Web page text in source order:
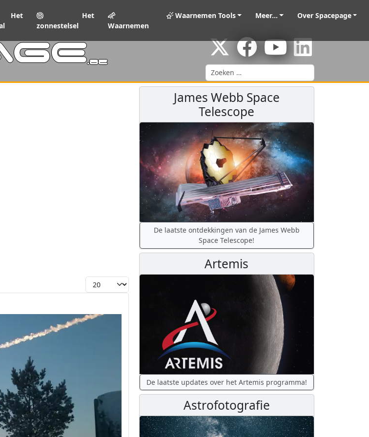
Het
zonnestelsel
Waarnemen
Waarnemen Tools Meer... Over Spacepage
.be
Zoeken
Toon #
James Webb Space
Telescope
De laatste ontdekkingen van de James Webb
Space Telescope!
Artemis
De laatste updates over het Artemis programma!
Astrofotografie